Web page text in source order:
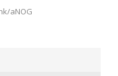
aNOG